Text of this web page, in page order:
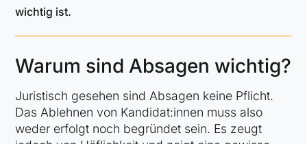
wichtig ist.
Warum sind Absagen wichtig?
Juristisch gesehen sind Absagen keine Pflicht.
Das Ablehnen von Kandidat:innen muss also
weder erfolgt noch begründet sein. Es zeugt